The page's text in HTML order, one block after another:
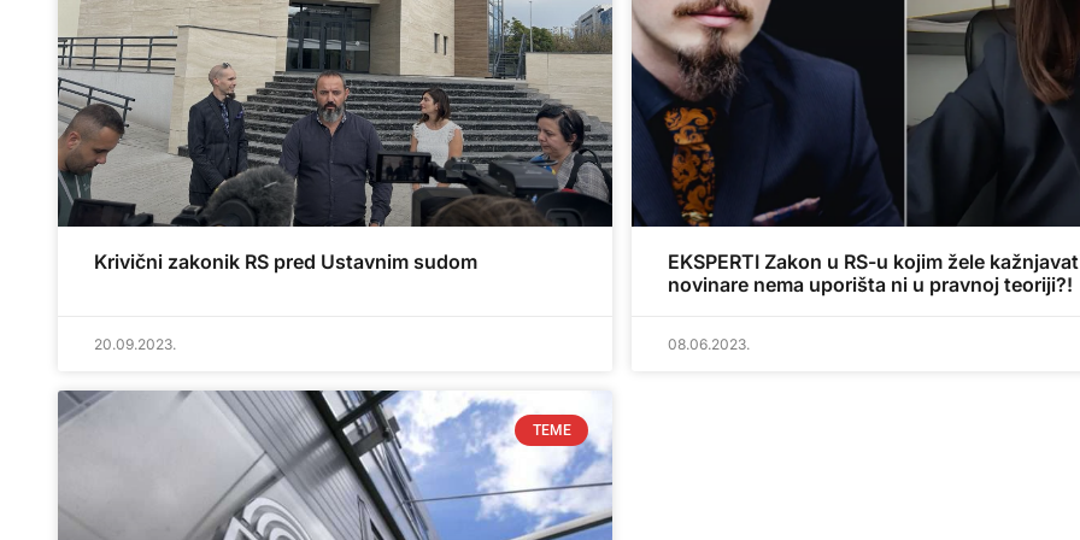
Krivični zakonik RS pred Ustavnim sudom
20.09.2023.
EKSPERTI Zakon u RS-u kojim žele
novinare nema uporišta ni u pravnoj teoriji?!
08.06.2023.
TEME